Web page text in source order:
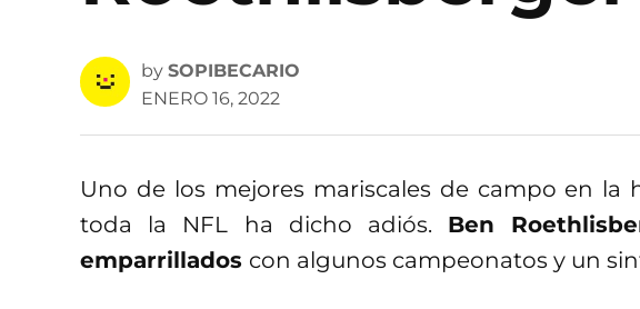
by SOPIBECARIO
ENERO 16, 2022
Uno de los mejores mariscales de campo en la
toda la NFL ha dicho adiós. Ben
emparrillados con algunos campeonatos y un